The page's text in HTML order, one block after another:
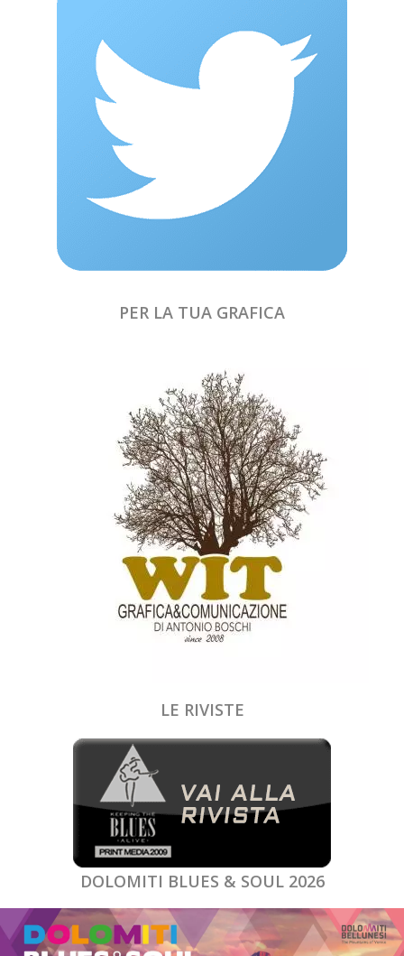
PER LA TUA GRAFICA
LE RIVISTE
DOLOMITI BLUES & SOUL 2026